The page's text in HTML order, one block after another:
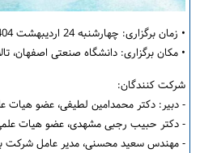
• زمان برگزاری: چهارشنبه 24 اردیبهشت 1404، ساعت 16:30 تا 18
• مکان برگزاری: دانشگاه صنعتی اصفهان،
شرکت کنندگان:
- دبیر: دکتر محمدامین لطیفی، عضو هیات
- دکتر حبیب رجبی مشهدی، عضو هیات
- مهندس سعید محسنی، مدیر عامل شرکت